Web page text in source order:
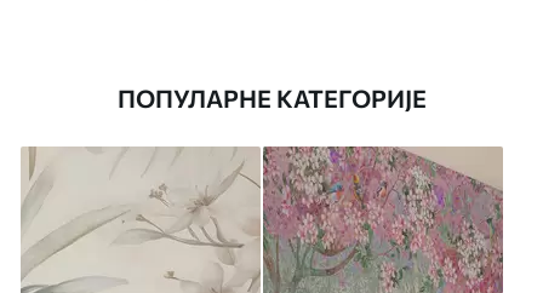
ПОПУЛАРНЕ КАТЕГОРИЈЕ